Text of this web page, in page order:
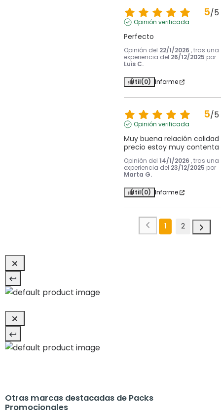
5/5
Opinión verificada
Perfecto
Opinión del 22/1/2026 , tras una
experiencia del 26/12/2025 por
Luis C.
Útil(0) Informe
5/5
Opinión verificada
Muy buena relación calidad
precio estoy muy contenta
Opinión del 14/1/2026 , tras una
experiencia del 23/12/2025 por
Marta G.
Útil(0) Informe
1 2
Otras marcas destacadas de Packs
Promocionales